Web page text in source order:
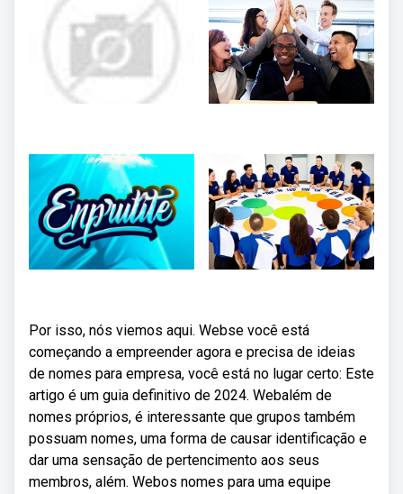
Por isso, nós viemos aqui. Webse você está
começando a empreender agora e precisa de ideias
de nomes para empresa, você está no lugar certo: Este
artigo é um guia definitivo de 2024. Webalém de
nomes próprios, é interessante que grupos também
possuam nomes, uma forma de causar identificação e
dar uma sensação de pertencimento aos seus
membros, além. Webos nomes para uma equipe